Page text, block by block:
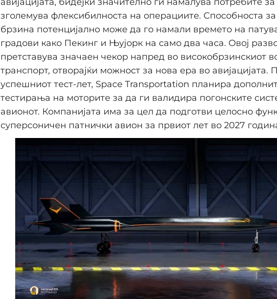
зголемува флексибилноста на операциите. Способноста
брзина потенцијално може да го намали времето на
градови како Пекинг и Њујорк на само два часа. Овој
претставува значаен чекор напред во високобрзинскиот
транспорт, отворајќи можност за нова ера во авијацијата.
успешниот тест-лет, Space Transportation планира
тестирања на моторите за да ги валидира погонските
авионот. Компанијата има за цел да подготви целосно
супeрсоничен патнички авион за првиот лет во 2027